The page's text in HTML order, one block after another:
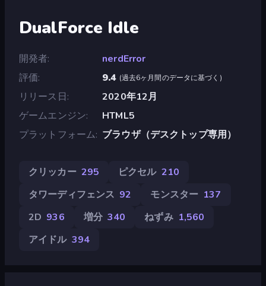
DualForce Idle
開発者
nerdError
評価
9.4 (過去6ヶ月間のデータに基づく )
リリース日
2020年12月
ゲームエンジン
HTML5
プラットフォーム ブラウザ（デスクトップ専用）
クリッカー 295 ピクセル 210
タワーディフェンス 92 モンスター 137
2D 936 増分 340 ねずみ 1,560
アイドル 394